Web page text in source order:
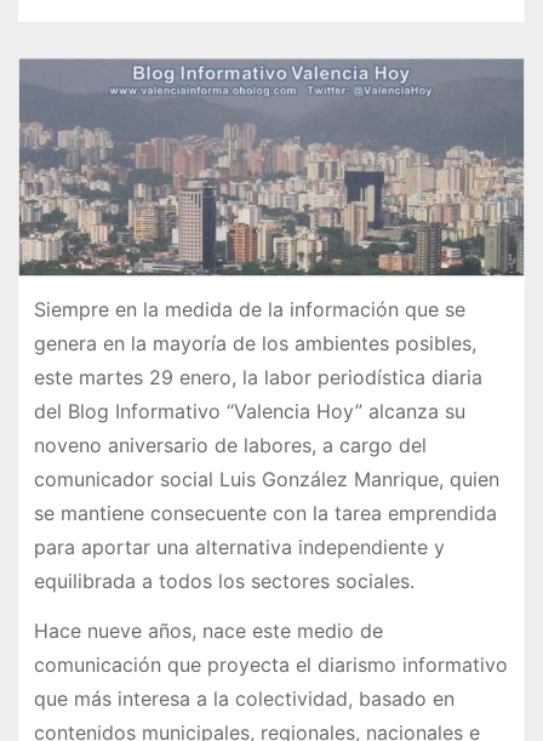
Siempre en la medida de la información que se
genera en la mayoría de los ambientes posibles,
este martes 29 enero, la labor periodística diaria
del Blog Informativo “Valencia Hoy” alcanza su
noveno aniversario de labores, a cargo del
comunicador social Luis González Manrique, quien
se mantiene consecuente con la tarea emprendida
para aportar una alternativa independiente y
equilibrada a todos los sectores sociales.
Hace nueve años, nace este medio de
comunicación que proyecta el diarismo informativo
que más interesa a la colectividad, basado en
contenidos municipales, regionales, nacionales e